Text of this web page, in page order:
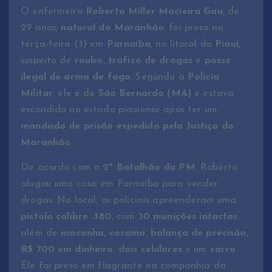
O enfermeiro Roberto Miller Macieira Gau, de
29 anos, natural do Maranhão, foi preso na
terça-feira (3) em
Parnaíba, no litoral do Piauí,
suspeito de roubo, tráfico de drogas e posse
ilegal de arma de fogo. Segundo a
Polícia
Militar, ele é de São Bernardo (MA) e estava
escondido no estado piauiense após ter um
mandado de prisão expedido pela Justiça do
Maranhão.
De acordo com o 2º Batalhão da PM , Roberto
alugou uma casa em Parnaíba para vender
drogas. No local, os policiais apreenderam uma
pistola calibre .380, com 30 munições intactas,
além de maconha, cocaína, balança de precisão,
R$ 700 em dinheiro, dois celulares e um carro.
Ele foi preso em flagrante na companhia da